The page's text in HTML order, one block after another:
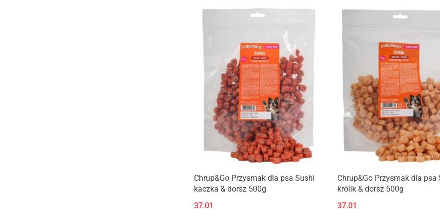
Chrup&Go Przysmak dla psa Sushi
kaczka & dorsz 500g
37.01
Chrup&Go Przysmak dla psa
królik & dorsz 500g
37.01